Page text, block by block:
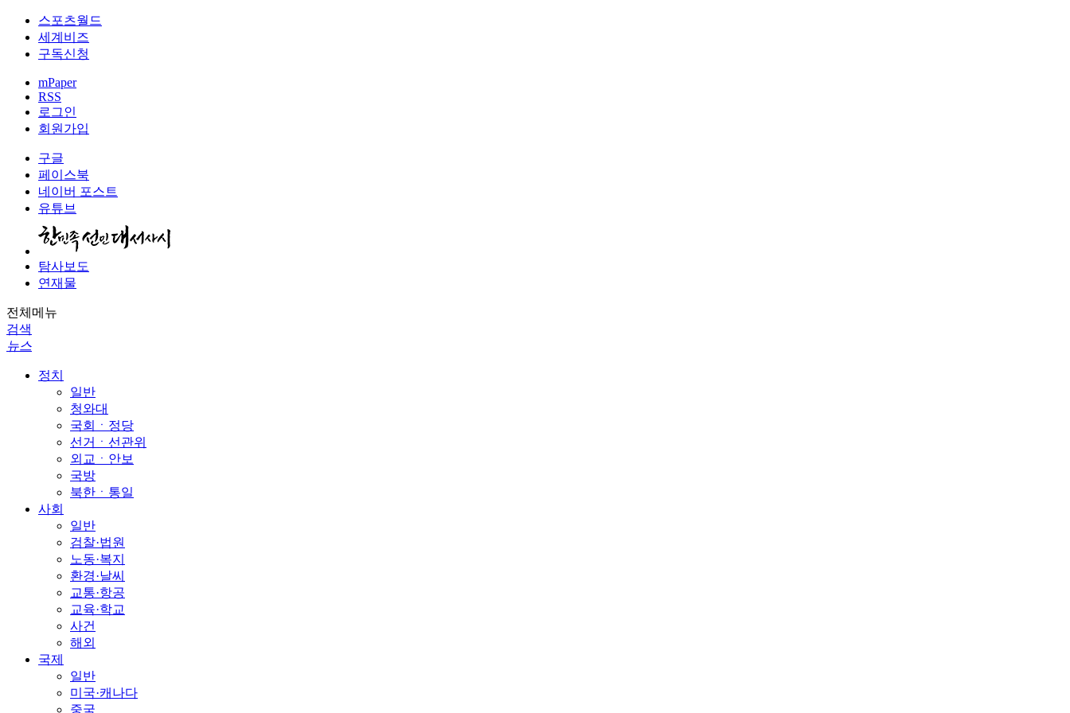
스포츠월드
세계비즈
구독신청
mPaper
RSS
로그인
회원가입
구글
페이스북
네이버 포스트
유튜브
탐사보도
연재물
전체메뉴
검색
뉴스
정치
일반
청와대
국회ㆍ정당
선거ㆍ선관위
외교ㆍ안보
국방
북한ㆍ통일
사회
일반
검찰·법원
노동·복지
환경·날씨
교통·항공
교육·학교
사건
해외
국제
일반
미국·캐나다
중국